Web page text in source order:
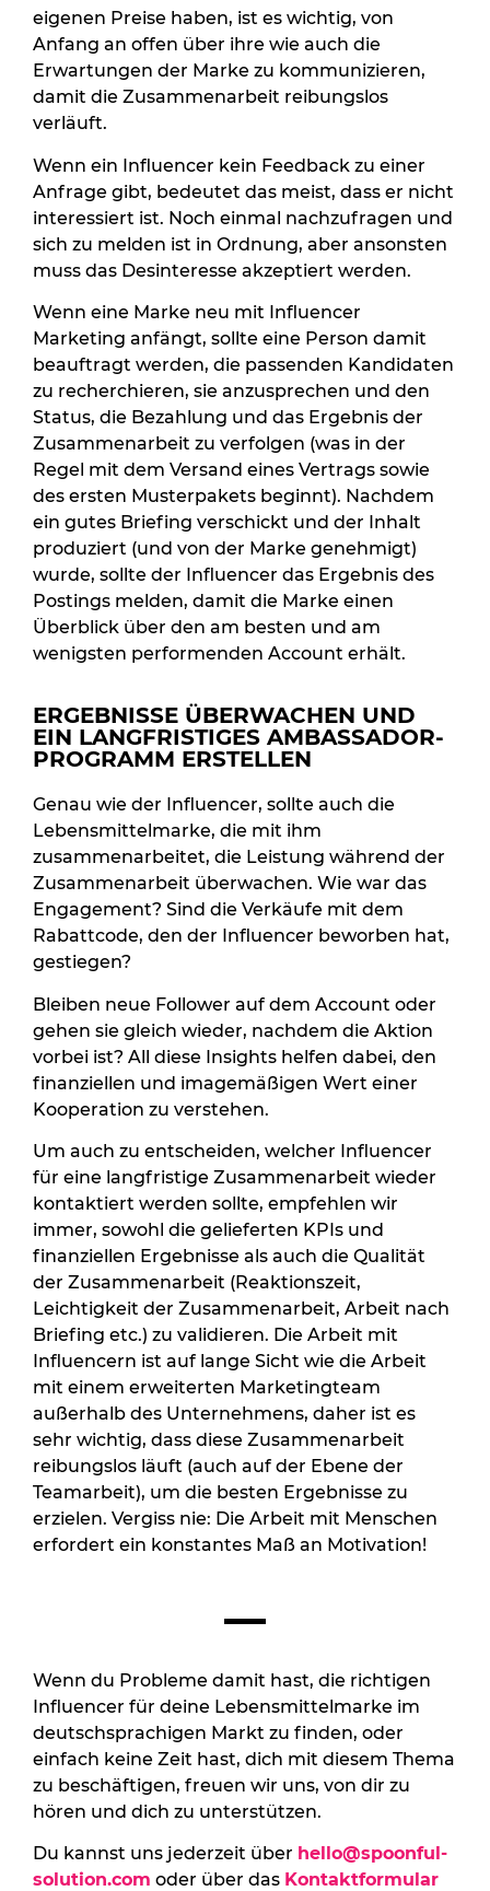
eigenen Preise haben, ist es wichtig, von
Anfang an offen über ihre wie auch die
Erwartungen der Marke zu kommunizieren,
damit die Zusammenarbeit reibungslos
verläuft.
Wenn ein Influencer kein Feedback zu einer
Anfrage gibt, bedeutet das meist, dass er nicht
interessiert ist. Noch einmal nachzufragen und
sich zu melden ist in Ordnung, aber ansonsten
muss das Desinteresse akzeptiert werden.
Wenn eine Marke neu mit Influencer
Marketing anfängt, sollte eine Person damit
beauftragt werden, die passenden Kandidaten
zu recherchieren, sie anzusprechen und den
Status, die Bezahlung und das Ergebnis der
Zusammenarbeit zu verfolgen (was in der
Regel mit dem Versand eines Vertrags sowie
des ersten Musterpakets beginnt). Nachdem
ein gutes Briefing verschickt und der Inhalt
produziert (und von der Marke genehmigt)
wurde, sollte der Influencer das Ergebnis des
Postings melden, damit die Marke einen
Überblick über den am besten und am
wenigsten performenden Account erhält.
ERGEBNISSE ÜBERWACHEN UND
EIN LANGFRISTIGES AMBASSADOR-
PROGRAMM ERSTELLEN
Genau wie der Influencer, sollte auch die
Lebensmittelmarke, die mit ihm
zusammenarbeitet, die Leistung während der
Zusammenarbeit überwachen. Wie war das
Engagement? Sind die Verkäufe mit dem
Rabattcode, den der Influencer beworben hat,
gestiegen?
Bleiben neue Follower auf dem Account oder
gehen sie gleich wieder, nachdem die Aktion
vorbei ist? All diese Insights helfen dabei, den
finanziellen und imagemäßigen Wert einer
Kooperation zu verstehen.
Um auch zu entscheiden, welcher Influencer
für eine langfristige Zusammenarbeit wieder
kontaktiert werden sollte, empfehlen wir
immer, sowohl die gelieferten KPIs und
finanziellen Ergebnisse als auch die Qualität
der Zusammenarbeit (Reaktionszeit,
Leichtigkeit der Zusammenarbeit, Arbeit nach
Briefing etc.) zu validieren. Die Arbeit mit
Influencern ist auf lange Sicht wie die Arbeit
mit einem erweiterten Marketingteam
außerhalb des Unternehmens, daher ist es
sehr wichtig, dass diese Zusammenarbeit
reibungslos läuft (auch auf der Ebene der
Teamarbeit), um die besten Ergebnisse zu
erzielen. Vergiss nie: Die Arbeit mit Menschen
erfordert ein konstantes Maß an Motivation!
Wenn du Probleme damit hast, die richtigen
Influencer für deine Lebensmittelmarke im
deutschsprachigen Markt zu finden, oder
einfach keine Zeit hast, dich mit diesem Thema
zu beschäftigen, freuen wir uns, von dir zu
hören und dich zu unterstützen.
Du kannst uns jederzeit über hello@spoonful-
solution.com oder über das Kontaktformular